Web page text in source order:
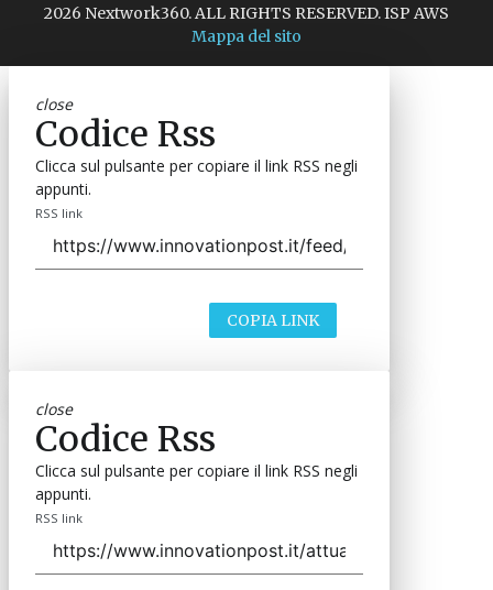
2026 Nextwork360. ALL RIGHTS RESERVED. ISP AWS
Mappa del sito
close
Codice Rss
Clicca sul pulsante per copiare il link RSS negli
appunti.
RSS link
COPIA LINK
close
Codice Rss
Clicca sul pulsante per copiare il link RSS negli
appunti.
RSS link